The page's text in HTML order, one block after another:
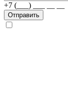
+7 (___) ___ __ __
Отправить